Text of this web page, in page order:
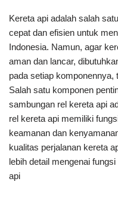
Kereta api adalah salah
cepat dan efisien untuk
Indonesia. Namun, agar
aman dan lancar,
pada setiap
Salah satu komponen
sambungan rel kereta api
rel kereta api memiliki
keamanan dan
kualitas perjalanan kereta
lebih detail mengenai
api